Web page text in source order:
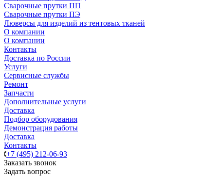
Сварочные прутки ПП
Сварочные прутки ПЭ
Люверсы для изделий из тентовых тканей
О компании
О компании
Контакты
Доставка по России
Услуги
Сервисные службы
Ремонт
Запчасти
Дополнительные услуги
Доставка
Подбор оборудования
Демонстрация работы
Доставка
Контакты
+7 (495) 212-06-93
Заказать звонок
Задать вопрос